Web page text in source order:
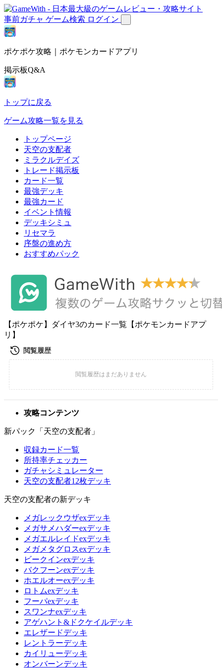
事前ガチャ ゲーム検索 ログイン
ポケポケ攻略｜ポケモンカードアプリ
掲示板Q&A
トップに戻る
ゲーム攻略一覧を見る
トップページ
天空の支配者
ミラクルデイズ
トレード掲示板
カード一覧
最強デッキ
最強カード
イベント情報
デッキシミュ
リセマラ
序盤の進め方
おすすめパック
【ポケポケ】ダイヤ3のカード一覧【ポケモンカードアプ
リ】
攻略コンテンツ
新パック「天空の支配者」
収録カード一覧
所持率チェッカー
ガチャシミュレーター
天空の支配者12枚デッキ
天空の支配者の新デッキ
メガレックウザexデッキ
メガサメハダーexデッキ
メガエルレイドexデッキ
メガメタグロスexデッキ
ビークインexデッキ
バクフーンexデッキ
ホエルオーexデッキ
ロトムexデッキ
フーパexデッキ
スワンナexデッキ
アゲハント&ドクケイルデッキ
エレザードデッキ
レントラーデッキ
カイリューデッキ
オンバーンデッキ